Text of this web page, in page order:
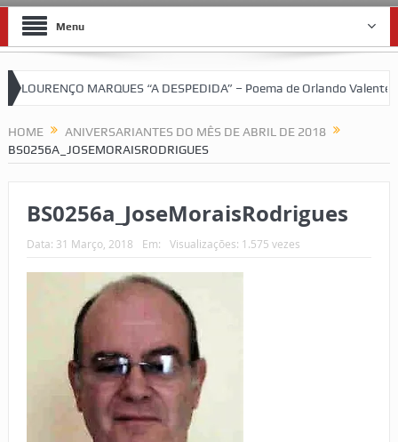
Menu
MARQUES “A DESPEDIDA” – Poema de Orlando Valente
HOME
ANIVERSARIANTES DO MÊS DE ABRIL DE 2018
BS0256A_JOSEMORAISRODRIGUES
BS0256a_JoseMoraisRodrigues
Data: 31 Março, 2018 Em: Visualizações: 1.575 vezes